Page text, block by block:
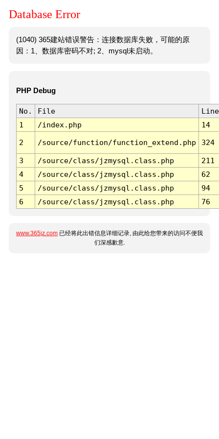
Database Error
(1040) 365建站错误警告：连接数据库失败，可能的原
因：1、数据库密码不对; 2、mysql未启动。
PHP Debug
No. File
Line
1
/index.php 14
2 /source/function/function_extend.php 324
3 /source/class/jzmysql.class.php
211
4
/source/class/jzmysql.class.php
62
5
/source/class/jzmysql.class.php
94
6
/source/class/jzmysql.class.php 76
www.365jz.com 已经将此出错信息详细记录, 由此给您带来的访问不便我
们深感歉意.